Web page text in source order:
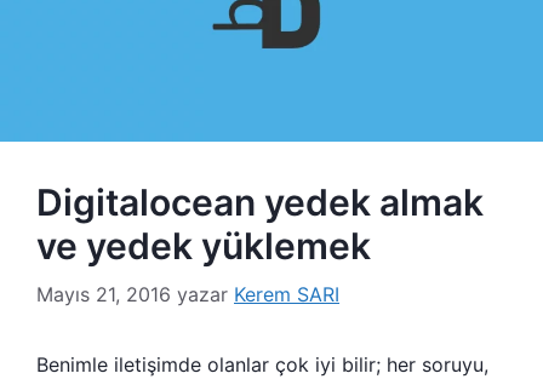
Digitalocean yedek almak
ve yedek yüklemek
Mayıs 21, 2016 yazar Kerem SARI
Benimle iletişimde olanlar çok iyi bilir; her soruyu,